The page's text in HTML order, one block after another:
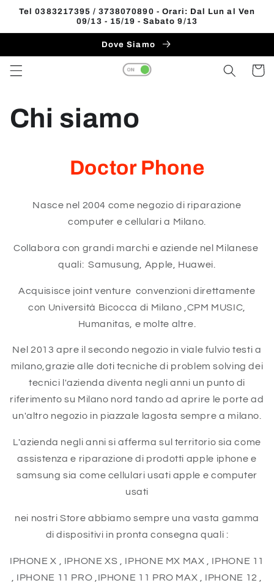
direttamente
Tel 0383217395 / 3738070890 - Orari: Dal Lun al Ven
09/13 - 15/19 - Sabato 9/13
Dove Siamo
Carrello
Chi siamo
Doctor Phone
Nasce nel 2004 come negozio di riparazione
computer e cellulari a Milano.
Collabora con grandi marchi e aziende nel Milanese
quali: Samusung, Apple, Huawei.
Acquisisce joint venture convenzioni direttamente
con Università Bicocca di Milano ,CPM MUSIC,
Humanitas, e molte altre.
Nel 2013 apre il secondo negozio in viale fulvio testi a
milano,grazie alle doti tecniche di problem solving dei
tecnici l'azienda diventa negli anni un punto di
riferimento su Milano nord tando ad aprire le porte ad
un'altro negozio in piazzale lagosta sempre a milano.
L'azienda negli anni si afferma sul territorio sia come
assistenza e riparazione di prodotti apple iphone e
samsung sia come cellulari usati apple e computer
usati
nei nostri Store abbiamo sempre una vasta gamma
di dispositivi in pronta consegna quali :
IPHONE X , IPHONE XS , IPHONE MX MAX , IPHONE 11
, IPHONE 11 PRO ,IPHONE 11 PRO MAX , IPHONE 12 ,